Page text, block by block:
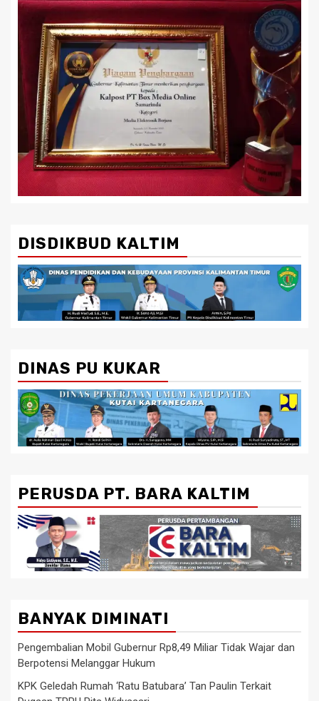
DISDIKBUD KALTIM
DINAS PU KUKAR
PERUSDA PT. BARA KALTIM
BANYAK DIMINATI
Pengembalian Mobil Gubernur Rp8,49 Miliar Tidak Wajar dan
Berpotensi Melanggar Hukum
KPK Geledah Rumah ‘Ratu Batubara’ Tan Paulin Terkait